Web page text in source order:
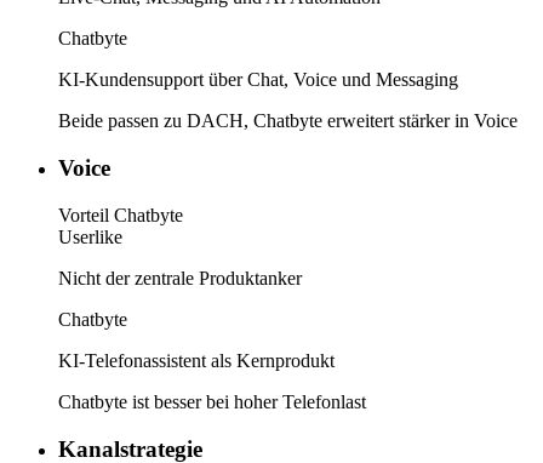
Chatbyte
KI-Kundensupport über Chat, Voice und Messaging
Beide passen zu DACH, Chatbyte erweitert stärker in Voice
Voice
Vorteil Chatbyte
Userlike
Nicht der zentrale Produktanker
Chatbyte
KI-Telefonassistent als Kernprodukt
Chatbyte ist besser bei hoher Telefonlast
Kanalstrategie